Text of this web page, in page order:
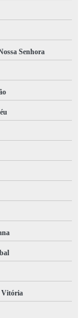
Real
Gonçalo dos Campos
Senhora
Vitória